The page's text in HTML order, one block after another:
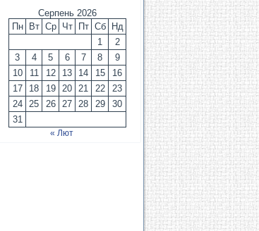
Серпень 2026
Пн
Вт Ср Чт Пт Сб
Нд
1
2
3
4 5 6 7 8
9
10
11 12 13 14 15
16
17
18 19 20 21 22
23
24
25 26 27 28 29
30
31
« Лют